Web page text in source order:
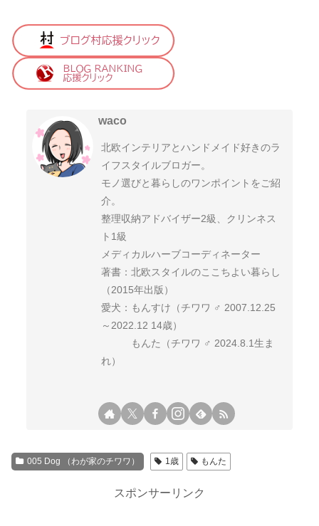
waco
北欧インテリアとハンドメイド好きのラ
イフスタイルブロガー。
モノ選びと暮らしのワンポイントをご紹
介。
整理収納アドバイザー2級、クリンネス
ト1級
メディカルハーブコーディネーター
著書：北欧スタイルのここちよい暮らし
（2015年出版）
愛犬：もんすけ（チワワ ♂ 2007.12.25
～2022.12 14歳）
もんた（チワワ ♂ 2024.8.1生ま
れ）
005 Dog （わが家のチワワ） 1歳 もんた
スポンサーリンク